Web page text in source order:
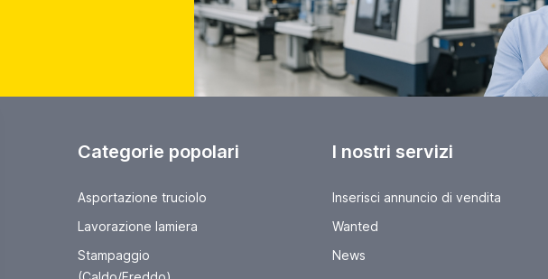
Categorie popolari
Asportazione truciolo
Lavorazione lamiera
Stampaggio
I nostri servizi
Inserisci annuncio di vendita
Wanted
News